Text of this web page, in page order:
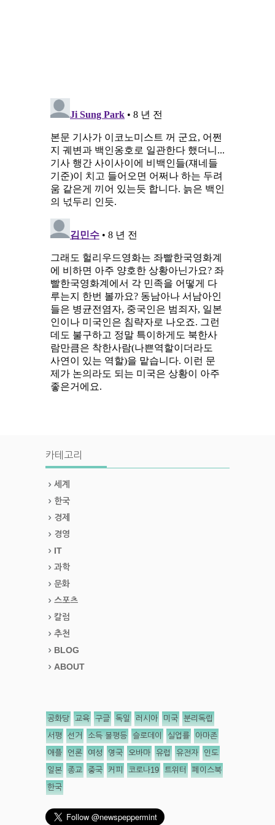
카테고리
세계
한국
경제
경영
IT
과학
문화
스포츠
칼럼
추천
BLOG
ABOUT
공화당 교육 구글 독일 러시아 미국 분리독립
서평 선거 소득 불평등 슬로데이 실업률 아마존
애플 언론 여성 영국 오바마 유럽 유전자 인도
일본 종교 중국 커피 코로나19 트위터 페이스북
한국